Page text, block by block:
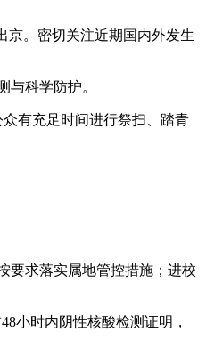
京。密切关注近期国内外发生
科学防护。
有充足时间进行祭扫、踏青
要求落实属地管控措施；进校
小时内阴性核酸检测证明，